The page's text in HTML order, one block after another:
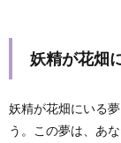
妖精が花畑
妖精が花畑にいる夢
う。この夢は、あ